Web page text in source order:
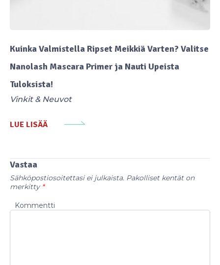
Kuinka Valmistella Ripset Meikkiä Varten? Valitse
Nanolash Mascara Primer ja Nauti Upeista
Tuloksista!
Vinkit & Neuvot
LUE LISÄÄ
Vastaa
Sähköpostiosoitettasi ei julkaista. Pakolliset kentät on
merkitty *
Kommentti